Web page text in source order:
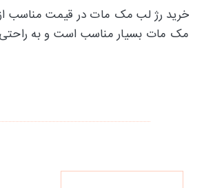
خرید رژ لب مک مات در قیمت مناسب از
مک مات بسیار مناسب است و به